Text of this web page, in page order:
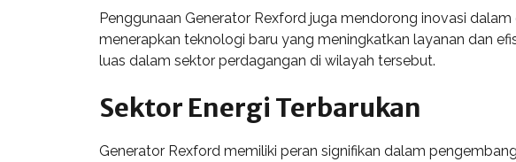
Penggunaan Generator Rexford juga mendorong inovasi
menerapkan teknologi baru yang meningkatkan layanan dan
luas dalam sektor perdagangan di wilayah tersebut.
Sektor Energi Terbarukan
Generator Rexford memiliki peran signifikan dalam